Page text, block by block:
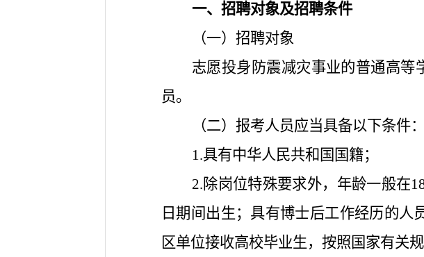
一、招聘对象及招聘条件
（一）招聘对象
志愿投身防震减灾事业的普通高等
员。
（二）报考人员应当具备以下条件：
1.具有中华人民共和国国籍；
2.除岗位特殊要求外，年龄一般在
日期间出生；具有博士后工作经历的人
区单位接收高校毕业生，按照国家有关规